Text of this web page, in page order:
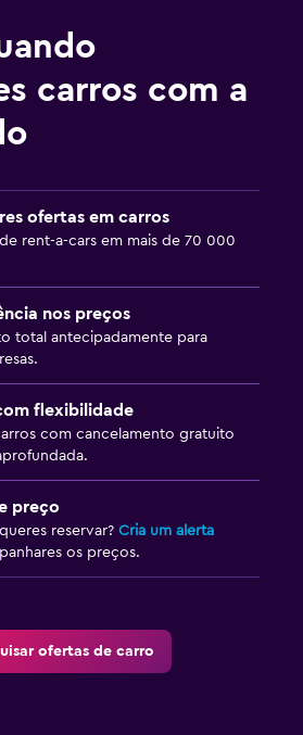
carros com a
ofertas em carros
rent-a-cars em mais de 70 000
nos preços
total antecipadamente para
flexibilidade
com cancelamento gratuito
preço
reservar? Cria um alerta
os preços.
ofertas de carro